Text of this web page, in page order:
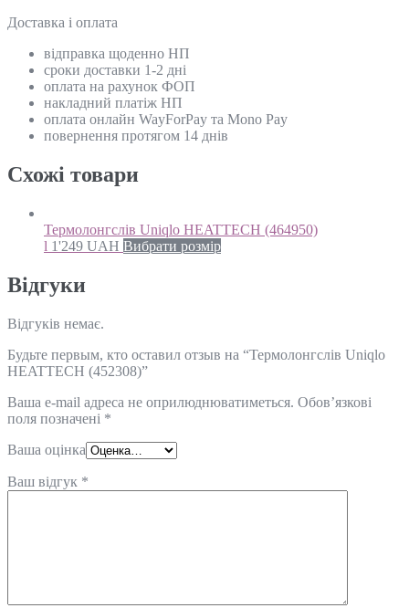
Доставка і оплата
відправка щоденно НП
сроки доставки 1-2 дні
оплата на рахунок ФОП
накладний платіж НП
оплата онлайн WayForPay та Mono Pay
повернення протягом 14 днів
Схожi товари
Термолонгслів Uniqlo HEATTECH (464950)
l 1'249 UAH Вибрати розмір
Відгуки
Відгуків немає.
Будьте первым, кто оставил отзыв на “Термолонгслів Uniqlo
HEATTECH (452308)”
Ваша e-mail адреса не оприлюднюватиметься. Обов’язкові
поля позначені *
Ваша оцінка
Ваш відгук *